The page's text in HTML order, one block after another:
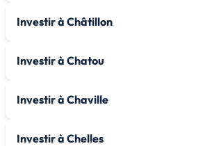
Investir à Châtillon
Investir à Chatou
Investir à Chaville
Investir à Chelles